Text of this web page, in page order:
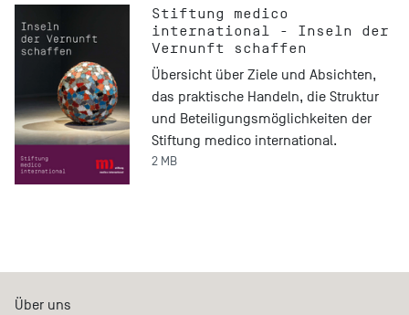
Stiftung medico
international - Inseln der
Vernunft schaffen
Übersicht über Ziele und Absichten,
das praktische Handeln, die Struktur
und Beteiligungsmöglichkeiten der
Stiftung medico international.
2 MB
Über uns